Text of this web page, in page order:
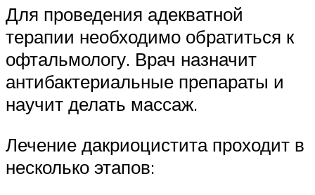
Для проведения адекватной
терапии необходимо обратиться к
офтальмологу. Врач назначит
антибактериальные препараты и
научит делать массаж.
Лечение дакриоцистита проходит в
несколько этапов: